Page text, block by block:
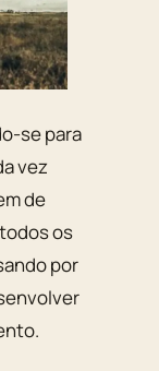
se para
vez
de
os
por